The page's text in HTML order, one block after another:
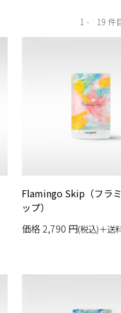
1 19
Flamingo Skip（フラ
ップ）
価格2,790 円(税込)＋送